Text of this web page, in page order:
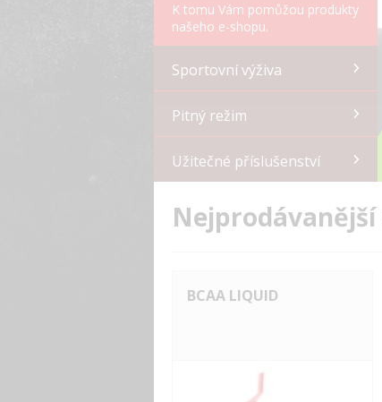
K tomu Vám pomůžou produkty
našeho e-shopu.
Sportovní výživa
Pitný režim
Užitečné příslušenství
Nejprodávanější
BCAA LIQUID